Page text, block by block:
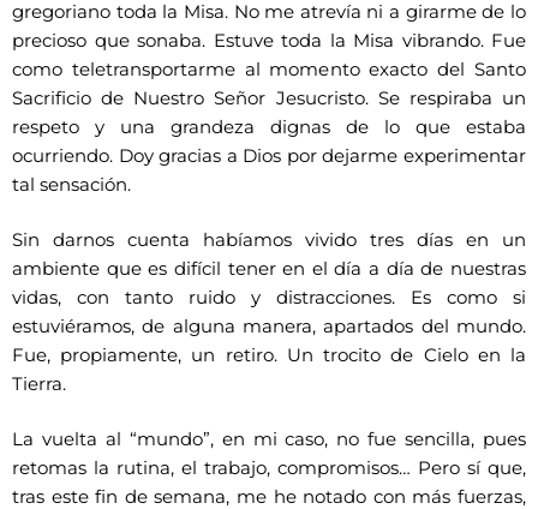
gregoriano toda la Misa. No me atrevía ni a girarme de lo
precioso que sonaba. Estuve toda la Misa vibrando. Fue
como teletransportarme al momento exacto del Santo
Sacrificio de Nuestro Señor Jesucristo. Se respiraba un
respeto y una grandeza dignas de lo que estaba
ocurriendo. Doy gracias a Dios por dejarme experimentar
tal sensación.
Sin darnos cuenta habíamos vivido tres días en un
ambiente que es difícil tener en el día a día de nuestras
vidas, con tanto ruido y distracciones. Es como si
estuviéramos, de alguna manera, apartados del mundo.
Fue, propiamente, un retiro. Un trocito de Cielo en la
Tierra.
La vuelta al “mundo”, en mi caso, no fue sencilla, pues
retomas la rutina, el trabajo, compromisos… Pero sí que,
tras este fin de semana, me he notado con más fuerzas,